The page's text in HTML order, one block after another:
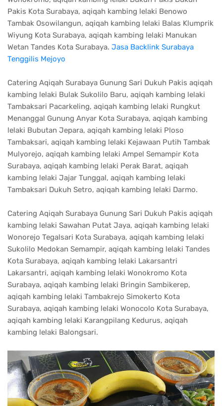
Pakis Kota Surabaya, aqiqah kambing lelaki Benowo
Tambak Osowilangun, aqiqah kambing lelaki Balas Klumprik
Wiyung Kota Surabaya, aqiqah kambing lelaki Manukan
Wetan Tandes Kota Surabaya. Jasa Backlink Surabaya
Tenggilis Mejoyo
Catering Aqiqah Surabaya Gunung Sari Dukuh Pakis aqiqah
kambing lelaki Bulak Sukolilo Baru, aqiqah kambing lelaki
Tambaksari Pacarkeling, aqiqah kambing lelaki Rungkut
Menanggal Gunung Anyar Kota Surabaya, aqiqah kambing
lelaki Bubutan Jepara, aqiqah kambing lelaki Ploso
Tambaksari, aqiqah kambing lelaki Kejawaan Putih Tambak
Mulyorejo, aqiqah kambing lelaki Ampel Semampir Kota
Surabaya, aqiqah kambing lelaki Perak Barat, aqiqah
kambing lelaki Jajar Tunggal, aqiqah kambing lelaki
Tambaksari Dukuh Setro, aqiqah kambing lelaki Darmo.
Catering Aqiqah Surabaya Gunung Sari Dukuh Pakis aqiqah
kambing lelaki Sawahan Putat Jaya, aqiqah kambing lelaki
Wonorejo Tegalsari Kota Surabaya, aqiqah kambing lelaki
Sukolilo Medokan Semampir, aqiqah kambing lelaki Tandes
Kota Surabaya, aqiqah kambing lelaki Lakarsantri
Lakarsantri, aqiqah kambing lelaki Wonokromo Kota
Surabaya, aqiqah kambing lelaki Bringin Sambikerep,
aqiqah kambing lelaki Tambakrejo Simokerto Kota
Surabaya, aqiqah kambing lelaki Wonocolo Kota Surabaya,
aqiqah kambing lelaki Karangpilang Kedurus, aqiqah
kambing lelaki Balongsari.